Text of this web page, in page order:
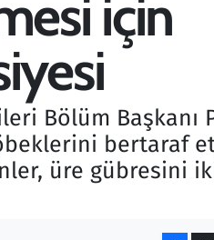
için
Bölüm Başkanı
bertaraf
üre gübresini